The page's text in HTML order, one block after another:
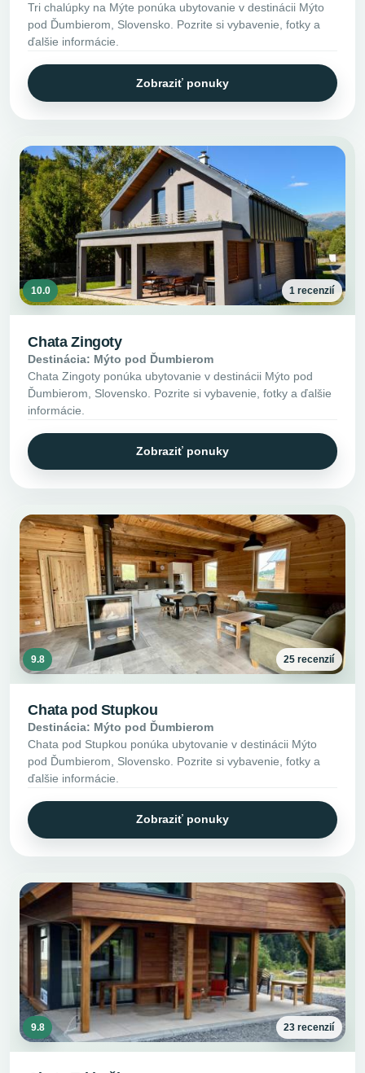
Tri chalúpky na Mýte ponúka ubytovanie v destinácii Mýto
pod Ďumbierom, Slovensko. Pozrite si vybavenie, fotky a
ďalšie informácie.
Zobraziť ponuky
10.0 1 recenzií
Chata Zingoty
Destinácia: Mýto pod Ďumbierom
Chata Zingoty ponúka ubytovanie v destinácii Mýto pod
Ďumbierom, Slovensko. Pozrite si vybavenie, fotky a ďalšie
informácie.
Zobraziť ponuky
9.8 25 recenzií
Chata pod Stupkou
Destinácia: Mýto pod Ďumbierom
Chata pod Stupkou ponúka ubytovanie v destinácii Mýto
pod Ďumbierom, Slovensko. Pozrite si vybavenie, fotky a
ďalšie informácie.
Zobraziť ponuky
9.8 23 recenzií